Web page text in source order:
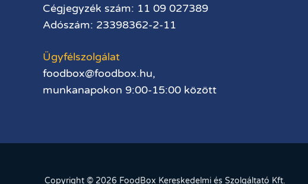
Cégjegyzék szám: 11 09 027389
Adószám: 23398362-2-11
Ügyfélszolgálat
foodbox@foodbox.hu,
munkanapokon 9:00-15:00 között
Copyright © 2026 FoodBox Kereskedelmi és Szolgáltató Kft.